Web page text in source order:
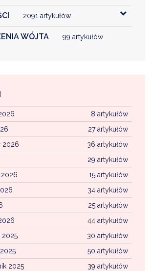
2091 artykułów
WÓJTA 99 artykułów
8 artykułów
27 artykułów
36 artykułów
2026
29 artykułów
15 artykułów
2026
34 artykułów
25 artykułów
44 artykułów
30 artykułów
2025
50 artykułów
39 artykułów
2025